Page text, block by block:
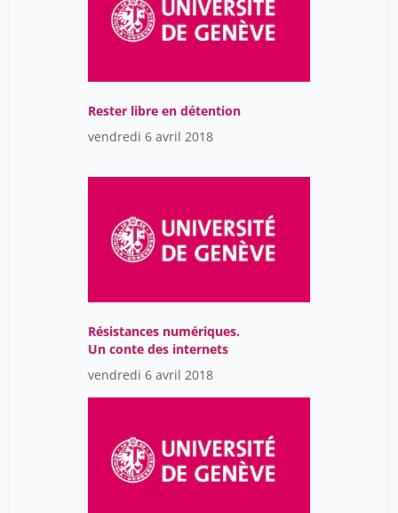
Rester libre en détention
vendredi 6 avril 2018
Résistances numériques.
Un conte des internets
vendredi 6 avril 2018